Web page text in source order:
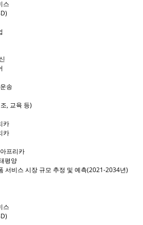
스
송
, 교육 등)
카
카
프리카
평양
서비스 시장 규모 추정 및 예측(2021-2034년)
스